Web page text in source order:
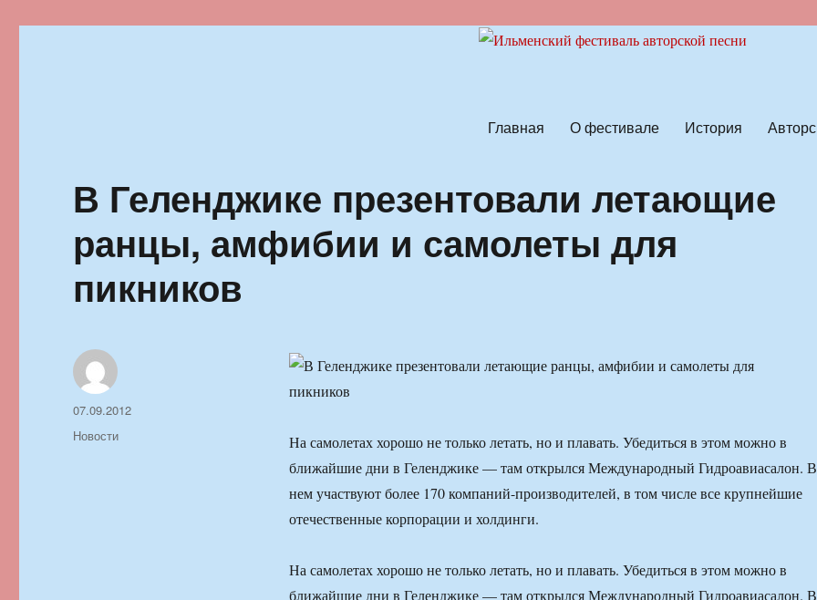
Главная О фестивале История
В Геленджике презентовали летающие
ранцы, амфибии и самолеты для
пикников
На самолетах хорошо не только летать, но и плавать. Убедиться в этом можно в
ближайшие дни в Геленджике — там открылся Международный Гидроавиасалон. В
нем участвуют более 170 компаний-производителей, в том числе все крупнейшие
отечественные корпорации и холдинги.
На самолетах хорошо не только летать, но и плавать. Убедиться в этом можно в
ближайшие дни в Геленджике — там открылся Международный Гидроавиасалон. В
Автор
Опубликовано
07.09.2012
Рубрики
Новости